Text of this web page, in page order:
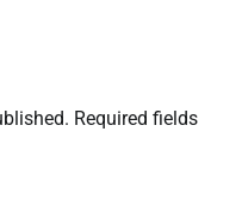
Required fields